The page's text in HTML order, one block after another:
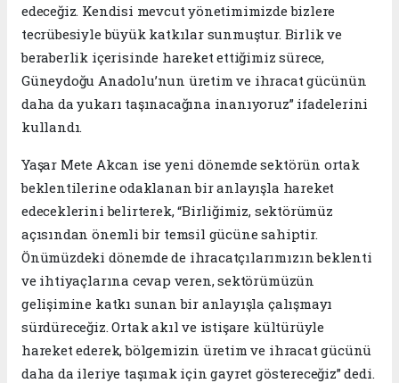
edeceğiz. Kendisi mevcut yönetimimizde bizlere
tecrübesiyle büyük katkılar sunmuştur. Birlik ve
beraberlik içerisinde hareket ettiğimiz sürece,
Güneydoğu Anadolu’nun üretim ve ihracat gücünün
daha da yukarı taşınacağına inanıyoruz” ifadelerini
kullandı.
Yaşar Mete Akcan ise yeni dönemde sektörün ortak
beklentilerine odaklanan bir anlayışla hareket
edeceklerini belirterek, “Birliğimiz, sektörümüz
açısından önemli bir temsil gücüne sahiptir.
Önümüzdeki dönemde de ihracatçılarımızın beklenti
ve ihtiyaçlarına cevap veren, sektörümüzün
gelişimine katkı sunan bir anlayışla çalışmayı
sürdüreceğiz. Ortak akıl ve istişare kültürüyle
hareket ederek, bölgemizin üretim ve ihracat gücünü
daha da ileriye taşımak için gayret göstereceğiz” dedi.